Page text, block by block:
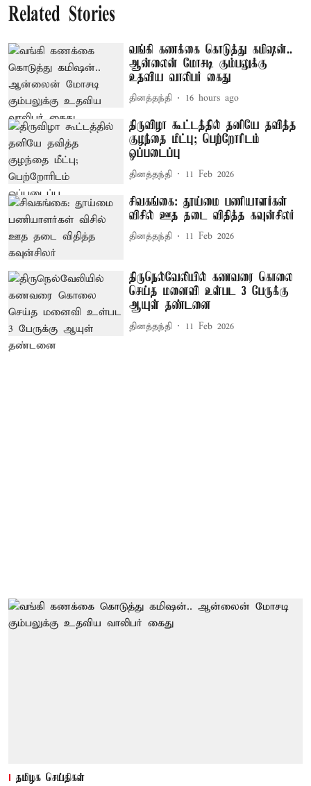
Related Stories
வங்கி கணக்கை கொடுத்து கமிஷன்..
ஆன்லைன் மோசடி கும்பலுக்கு
உதவிய வாலிபர் கைது
தினத்தந்தி 16 hours ago
திருவிழா கூட்டத்தில் தனியே தவித்த
குழந்தை மீட்பு; பெற்றோரிடம்
ஒப்படைப்பு
தினத்தந்தி 11 Feb 2026
சிவகங்கை: தூய்மை பணியாளர்கள்
விசில் ஊத தடை விதித்த கவுன்சிலர்
தினத்தந்தி 11 Feb 2026
திருநெல்வேலியில் கணவரை கொலை
செய்த மனைவி உள்பட 3 பேருக்கு
ஆயுள் தண்டனை
தினத்தந்தி 11 Feb 2026
தமிழக செய்திகள்